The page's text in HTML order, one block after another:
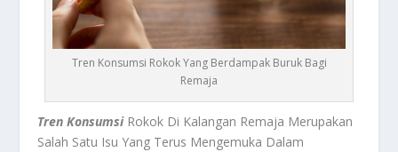
Tren Konsumsi Rokok Yang Berdampak Buruk Bagi
Remaja
Tren KonsumsiRokok Di Kalangan Remaja Merupakan
Salah Satu Isu Yang Terus Mengemuka Dalam